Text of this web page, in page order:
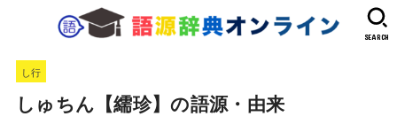
SEARCH
し行
しゅちん【繻珍】の語源・由来